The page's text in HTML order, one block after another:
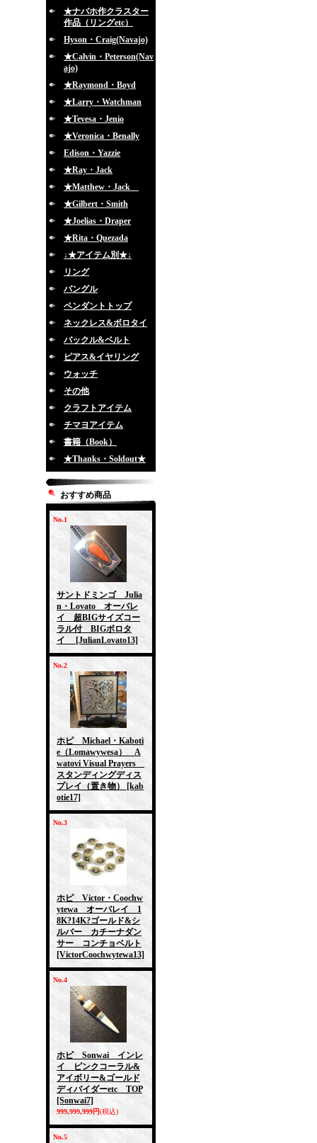
★ナバホ作クラスター
作品（リングetc）
Hyson・Craig(Navajo)
★Calvin・Peterson(Nav
ajo)
★Raymond・Boyd
★Larry・Watchman
★Tevesa・Jenio
★Veronica・Benally
Edison・Yazzie
★Ray・Jack
★Matthew・Jack
★Gilbert・Smith
★Joelias・Draper
★Rita・Quezada
↓★アイテム別★↓
リング
バングル
ペンダントトップ
ネックレス&ボロタイ
バックル&ベルト
ピアス&イヤリング
ウォッチ
その他
クラフトアイテム
チマヨアイテム
書籍（Book）
★Thanks・Soldout★
おすすめ商品
No.1
サントドミンゴ Julia
n・Lovato オーバレ
イ 超BIGサイズコー
ラル付 BIGボロタ
イ
[JulianLovato13]
No.2
ホピ Michael・Kaboti
e（Lomawywesa） A
watovi Visual Prayers
スタンディングディス
プレイ（置き物）
[kab
otie17]
No.3
ホピ Victor・Coochw
ytewa オーバレイ 1
8K?14K?ゴールド&シ
ルバー カチーナダン
サー コンチョベルト
[VictorCoochwytewa13]
No.4
ホピ Sonwai インレ
イ ピンクコーラル&
アイボリー&ゴールド
ディバイダーetc TOP
[Sonwai7]
999,999,999円(税込)
No.5